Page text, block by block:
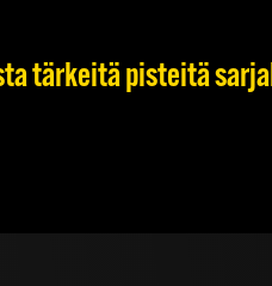
tärkeitä pisteitä